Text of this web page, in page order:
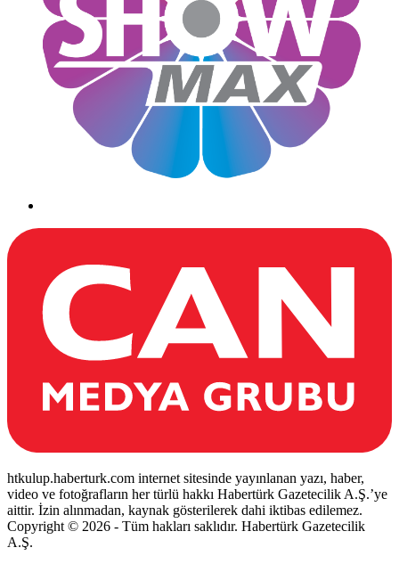
htkulup.haberturk.com internet sitesinde yayınlanan yazı, haber,
video ve fotoğrafların her türlü hakkı Habertürk Gazetecilik A.Ş.’ye
aittir. İzin alınmadan, kaynak gösterilerek dahi iktibas edilemez.
Copyright © 2026 - Tüm hakları saklıdır. Habertürk Gazetecilik
A.Ş.